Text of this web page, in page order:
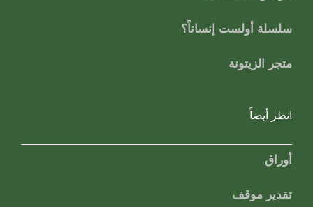
سلسلة أولست إنساناً؟
متجر الزيتونة
انظر أيضاً
أوراق
تقدير موقف